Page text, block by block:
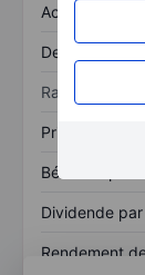
Actif total
Dette totale
Ratios
Prix / ventes
Bénéfice par
Dividende
Rendement